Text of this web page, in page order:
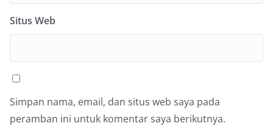
Situs Web
Simpan nama, email, dan situs web saya pada
peramban ini untuk komentar saya berikutnya.